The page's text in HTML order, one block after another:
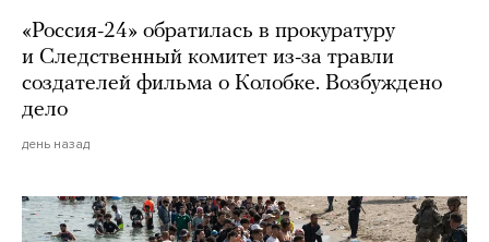
«Россия-24» обратилась в прокуратуру
и Следственный комитет из-за травли
создателей фильма о Колобке. Возбуждено
дело
день назад